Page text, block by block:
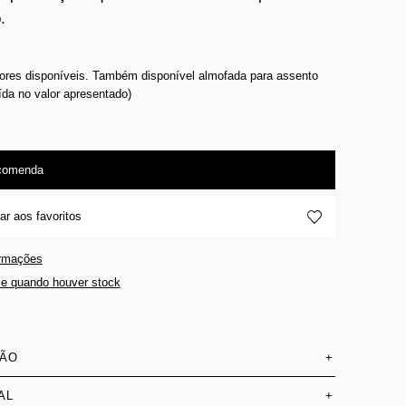
disponíveis. Também disponível almofada para assento
no valor apresentado)
aos favoritos
quando houver stock
+
+